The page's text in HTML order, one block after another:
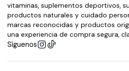
vitaminas, suplementos deportivos,
productos naturales y cuidado
marcas reconocidas y productos
una experiencia de compra segura,
Síguenos